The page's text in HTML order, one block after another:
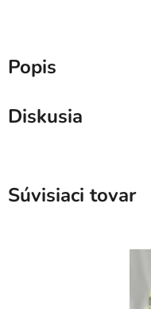
Popis
Diskusia
Súvisiaci tovar